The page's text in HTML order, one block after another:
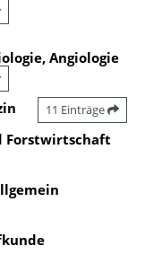
Angiologie
11 Einträge
Forstwirtschaft